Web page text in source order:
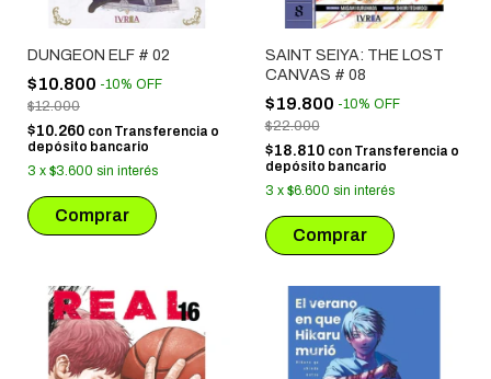
DUNGEON ELF # 02
$10.800 -10% OFF
$12.000
$10.260 con Transferencia o
depósito bancario
3 x $3.600 sin interés
SAINT SEIYA: THE LOST
CANVAS # 08
$19.800 -10% OFF
$22.000
$18.810 con Transferencia o
depósito bancario
3 x $6.600 sin interés